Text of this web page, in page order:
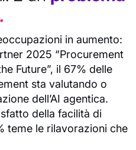
in aumento:
2025 “Procurement
Future”, il 67% delle
sta valutando o
dell’AI agentica.
della facilità di
teme le rilavorazioni che